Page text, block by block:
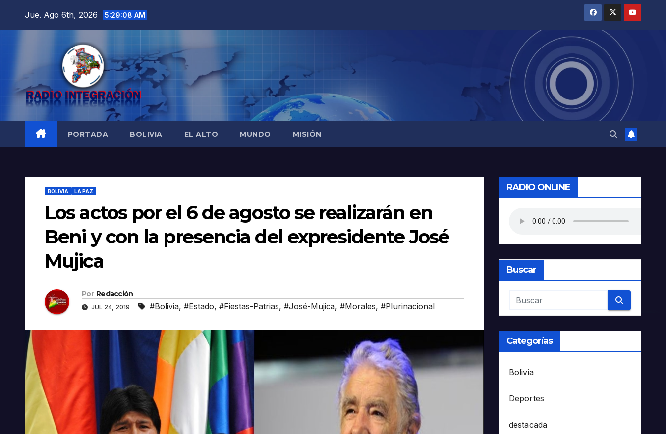
Jue. Ago 6th, 2026 5:29:10 AM
PORTADA BOLIVIA EL ALTO MUNDO MISIÓN
BOLIVIA LA PAZ
Los actos por el 6 de agosto se realizarán en
Beni y con la presencia del expresidente José
Mujica
Por Redacción
JUL 24, 2019 #Bolivia, #Estado, #Fiestas-Patrias, #José-Mujica, #Morales, #Plurinacional
RADIO ONLINE
Buscar
Categorías
Bolivia
Deportes
destacada